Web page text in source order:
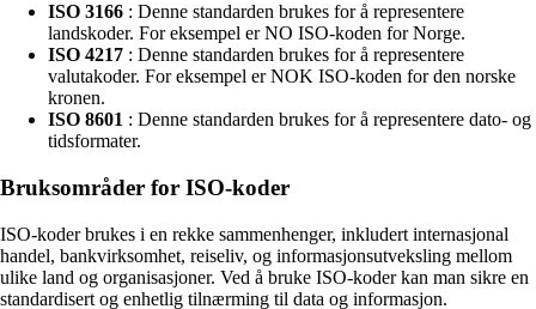
ISO 3166 : Denne standarden brukes for å representere
landskoder. For eksempel er NO ISO-koden for Norge.
ISO 4217 : Denne standarden brukes for å representere
valutakoder. For eksempel er NOK ISO-koden for den norske
kronen.
ISO 8601 : Denne standarden brukes for å representere dato- og
tidsformater.
Bruksområder for ISO-koder
ISO-koder brukes i en rekke sammenhenger, inkludert internasjonal
handel, bankvirksomhet, reiseliv, og informasjonsutveksling mellom
ulike land og organisasjoner. Ved å bruke ISO-koder kan man sikre en
standardisert og enhetlig tilnærming til data og informasjon.